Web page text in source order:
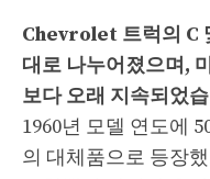
Chevrolet 트럭의 C
대로 나누어졌으며,
보다 오래 지속되었
1960년 모델 연도에
의 대체품으로 등장